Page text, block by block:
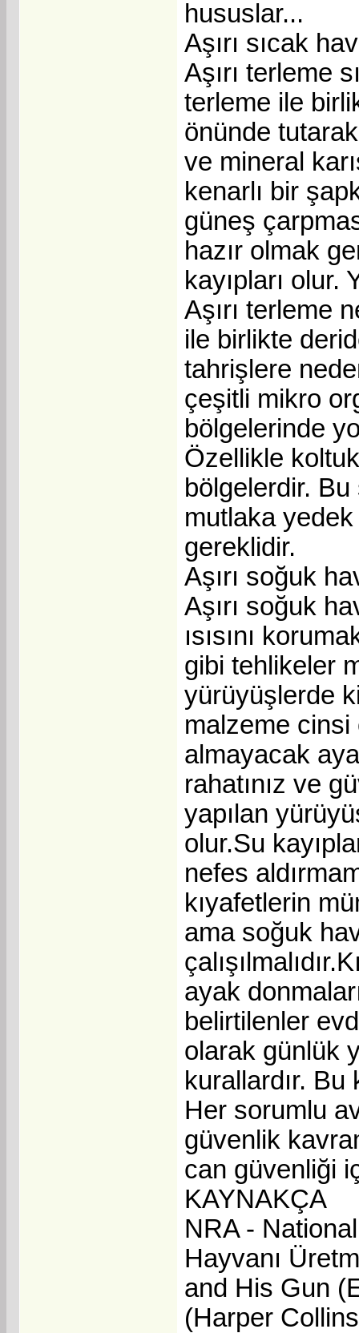
hususlar...
Aşırı sıcak
Aşırı terleme
terleme ile
önünde
ve mineral
kenarlı bir
güneş
hazır olmak
kayıpları
Aşırı terleme
ile birlikte
tahrişlere
çeşitli mikro
bölgelerinde
Özellikle
bölgelerdir.
mutlaka yedek
gereklidir.
Aşırı soğuk
Aşırı soğuk
ısısını
gibi tehlikeler
yürüyüşlerde
malzeme cinsi
almayacak
rahatınız ve
yapılan
olur.Su
nefes
kıyafetlerin
ama soğuk
ayak
belirtilenler
olarak günlük
kurallardır. Bu
Her sorumlu
güvenlik
can güvenliği
KAYNAKÇA
NRA -
Hayvanı
and His Gun
(Harper